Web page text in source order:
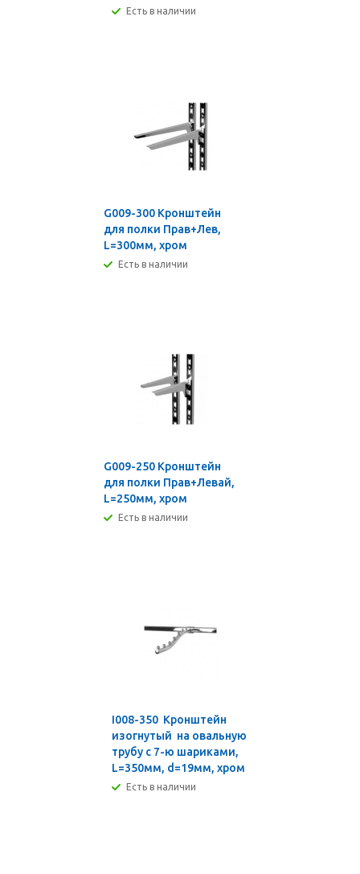
Есть в наличии
G009-300 Кронштейн
для полки Прав+Лев,
L=300мм, хром
Есть в наличии
G009-250 Кронштейн
для полки Прав+Левай,
L=250мм, хром
Есть в наличии
I008-350 Кронштейн
изогнутый на овальную
трубу с 7-ю шариками,
L=350мм, d=19мм, хром
Есть в наличии